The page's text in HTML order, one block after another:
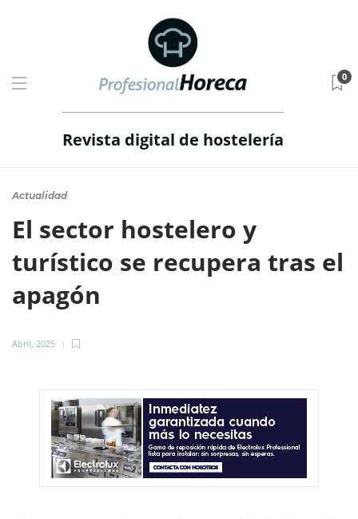
Revista digital de hostelería
0
Actualidad
El sector hostelero y
turístico se recupera tras el
apagón
Abril, 2025